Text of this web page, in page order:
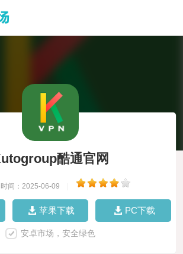
酷通官网
时间：2025-06-09
苹果下载 PC下载
安卓市场，安全绿色